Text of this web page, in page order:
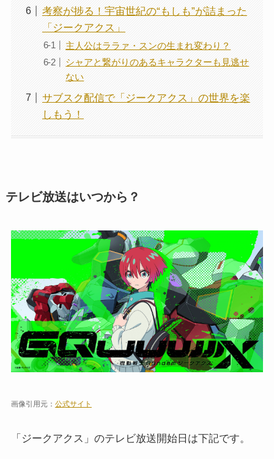
考察が捗る！宇宙世紀の“もしも”が詰まった
「ジークアクス」
主人公はララァ・スンの生まれ変わり？
シャアと繋がりのあるキャラクターも見逃せ
ない
サブスク配信で「ジークアクス」の世界を楽
しもう！
テレビ放送はいつから？
画像引用元： 公式サイト
「ジークアクス」のテレビ放送開始日は下記です。